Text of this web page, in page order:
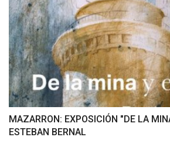
MAZARRON: EXPOSICIÓN "DE LA
ESTEBAN BERNAL